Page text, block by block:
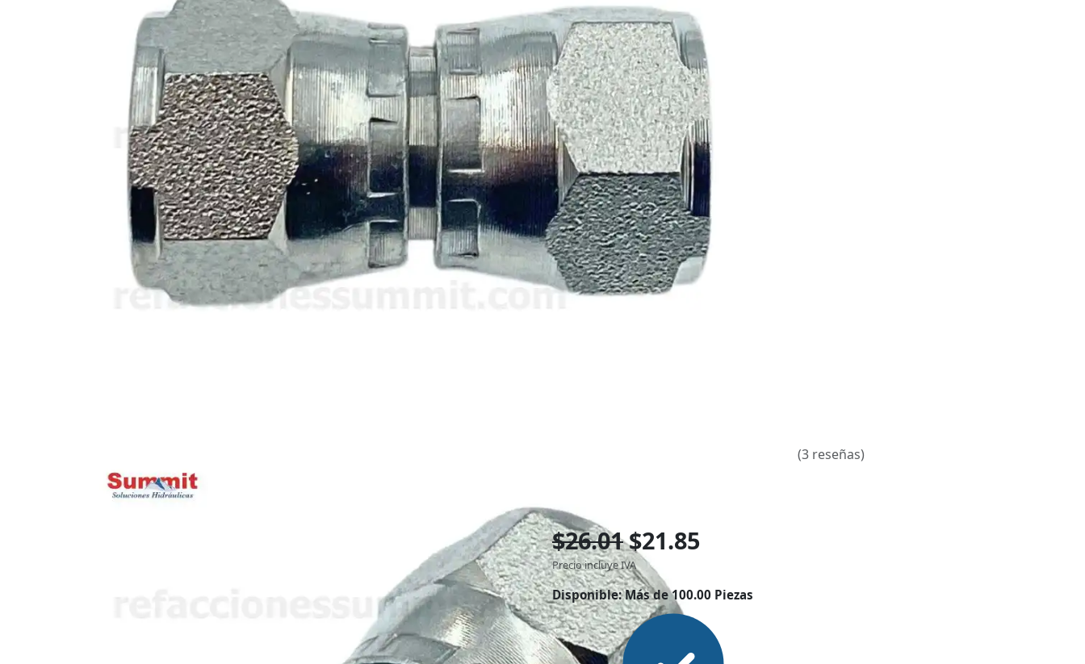
(3 reseñas)
$26.01$21.85
Precio incluye IVA
Disponible:Más de 100.00 Piezas